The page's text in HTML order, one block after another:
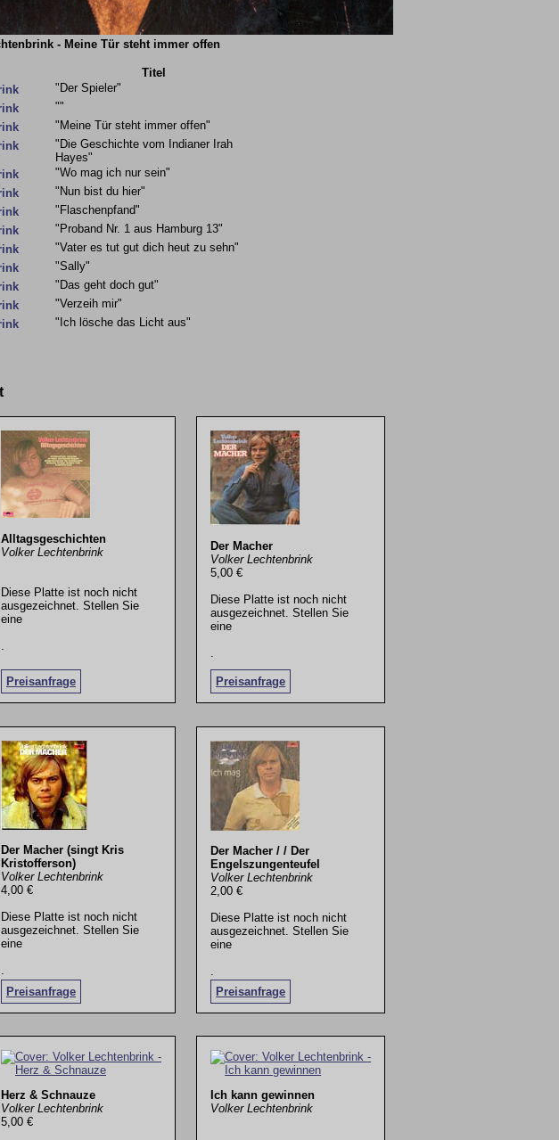
- Meine Tür steht immer offen
Titel
"Der Spieler"
""
"Meine Tür steht immer offen"
"Die Geschichte vom Indianer Irah
Hayes"
"Wo mag ich nur sein"
"Nun bist du hier"
"Flaschenpfand"
"Proband Nr. 1 aus Hamburg 13"
"Vater es tut gut dich heut zu sehn"
"Sally"
"Das geht doch gut"
"Verzeih mir"
"Ich lösche das Licht aus"
Alltagsgeschichten
Volker Lechtenbrink
Diese Platte ist noch nicht
ausgezeichnet. Stellen Sie
eine
Preisanfrage
Der Macher
Volker Lechtenbrink
5,00 €
Diese Platte ist noch nicht
ausgezeichnet. Stellen Sie
eine
Preisanfrage
Der Macher (singt Kris
Kristofferson)
Volker Lechtenbrink
4,00 €
Diese Platte ist noch nicht
ausgezeichnet. Stellen Sie
eine
Preisanfrage
.
Der Macher / / Der
Engelszungenteufel
Volker Lechtenbrink
2,00 €
Diese Platte ist noch nicht
ausgezeichnet. Stellen Sie
eine
Preisanfrage
.
Herz & Schnauze
Volker Lechtenbrink
5,00 €
Ich kann gewinnen
Volker Lechtenbrink